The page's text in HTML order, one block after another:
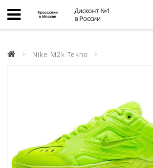
Дисконт №1
в России
Nike M2k Tekno